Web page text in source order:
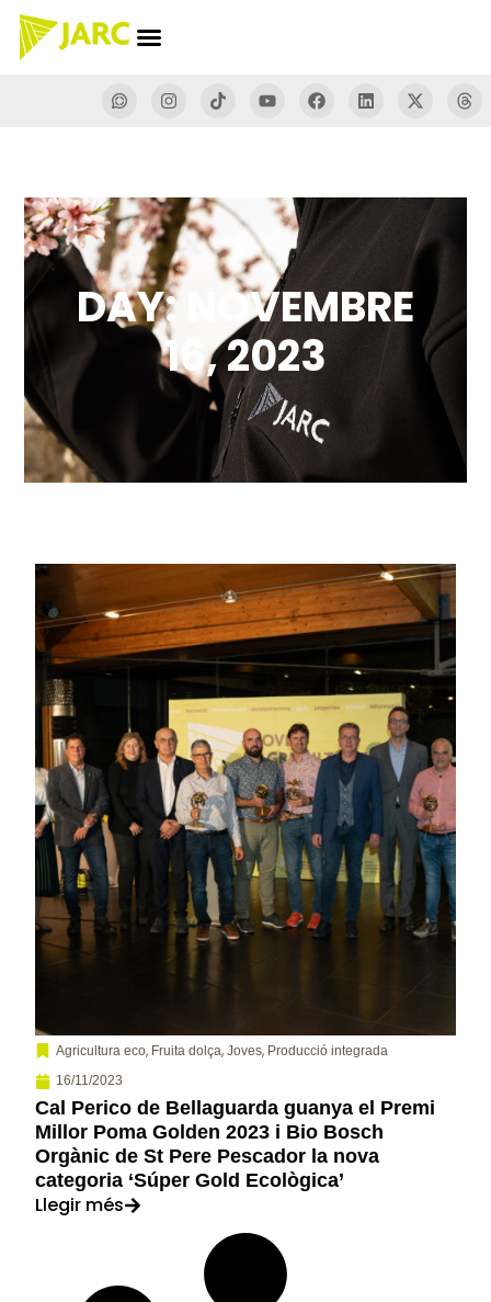
DAY: NOVEMBRE
16, 2023
Agricultura eco, Fruita dolça,Joves, Producció integrada
16/11/2023
Cal Perico de Bellaguarda guanya el Premi
Millor Poma Golden 2023 i Bio Bosch
Orgànic de St Pere Pescador la nova
categoria ‘Súper Gold Ecològica’
Llegir més